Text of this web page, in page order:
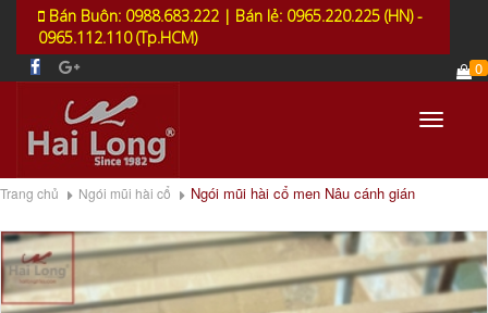
Bán Buôn: 0988.683.222 | Bán lẻ: 0965.220.225 (HN) -
0965.112.110 (Tp.HCM)
0
Toggle
Trang chủ Ngói mũi hài cổ Ngói mũi hài cổ men Nâu cánh gián